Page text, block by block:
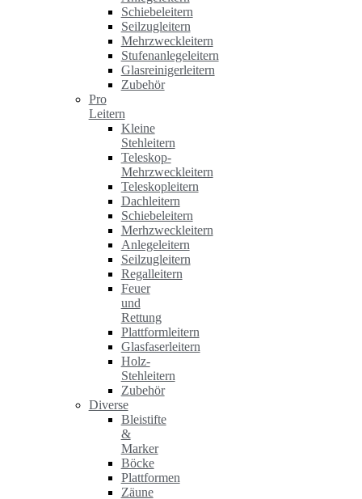
Schiebeleitern
Seilzugleitern
Mehrzweckleitern
Stufenanlegeleitern
Glasreinigerleitern
Zubehör
Pro
Leitern
Kleine
Stehleitern
Teleskop-
Mehrzweckleitern
Teleskopleitern
Dachleitern
Schiebeleitern
Merhzweckleitern
Anlegeleitern
Seilzugleitern
Regalleitern
Feuer
und
Rettung
Plattformleitern
Glasfaserleitern
Holz-
Stehleitern
Zubehör
Diverse
Bleistifte
&
Marker
Böcke
Plattformen
Zäune